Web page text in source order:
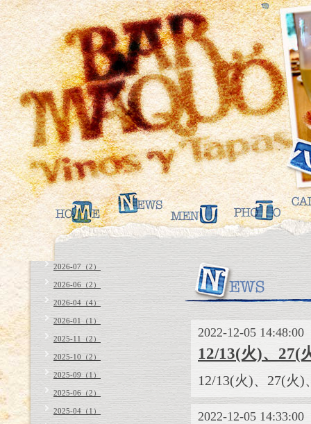
2022-12-05 14:48:00
12/13(火)、27(
12/13(火)、27(火
2022-12-05 14:33:00
2026-07（2）
2026-06（2）
2026-04（4）
2026-01（1）
2025-11（2）
2025-10（2）
2025-09（1）
2025-06（2）
2025-04（1）